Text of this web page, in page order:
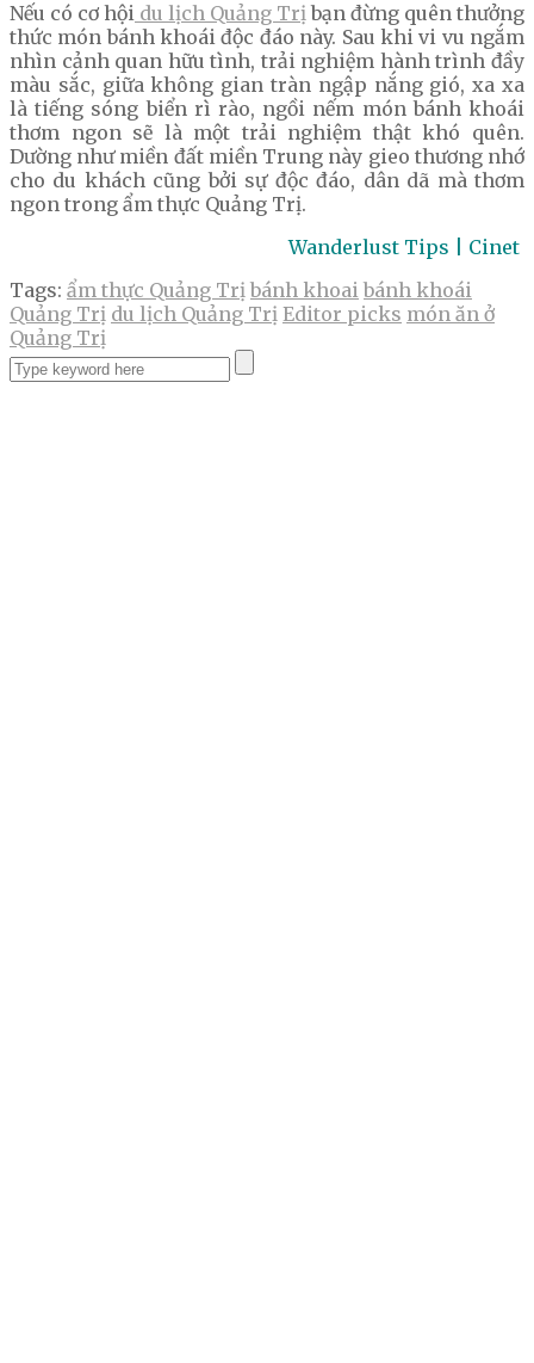
Nếu có cơ hội du lịch Quảng Trịbạn đừng quên thưởng
thức món bánh khoái độc đáo này. Sau khi vi vu ngắm
nhìn cảnh quan hữu tình, trải nghiệm hành trình đầy
màu sắc, giữa không gian tràn ngập nắng gió, xa xa
là tiếng sóng biển rì rào, ngồi nếm món bánh khoái
thơm ngon sẽ là một trải nghiệm thật khó quên.
Dường như miền đất miền Trung này gieo thương nhớ
cho du khách cũng bởi sự độc đáo, dân dã mà thơm
ngon trong ẩm thực Quảng Trị.
Wanderlust Tips | Cinet
Tags: ẩm thực Quảng Trị bánh khoai bánh khoái
Quảng Trị du lịch Quảng Trị Editor picks món ăn ở
Quảng Trị